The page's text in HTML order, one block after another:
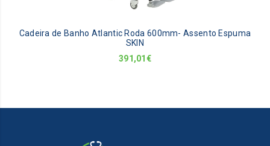
Cadeira de Banho Atlantic Roda 600mm- Assento Espuma
SKIN
391,01 €